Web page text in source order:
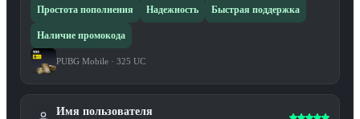
Простота пополнения Надежность Быстрая поддержка
Наличие промокода
PUBG Mobile · 325 UC
Имя пользователя